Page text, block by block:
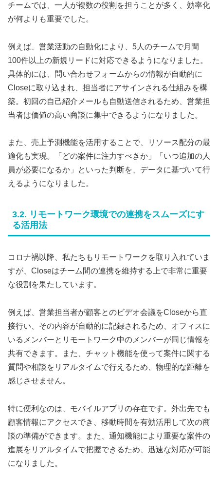
チームでは、一人が複数の役割を担うことが多く、効率化
が何よりも重要でした。
例えば、営業活動の自動化により、5人のチームで月間
100件以上の新規リードに対応できるようになりました。
具体的には、問い合わせフォームからの情報が自動的に
Closeに取り込まれ、担当者にアサインされる仕組みを構
築。初回の自己紹介メールも自動送信されるため、営業担
当者は価値の高い商談に集中できるようになりました。
また、売上予測機能を活用することで、リソース配分の最
適化も実現。「どの案件に注力すべきか」「いつ追加の人
員が必要になるか」といった判断を、データに基づいて行
えるようになりました。
3.2. リモートワーク環境での連携をスムーズにす
る活用法
コロナ禍以降、私たちもリモートワークを取り入れていま
すが、Closeはチーム間の連携を維持する上で非常に重要
な役割を果たしています。
例えば、営業担当者が顧客とのビデオ会議をCloseから直
接行い、その内容が自動的に記録されるため、オフィスに
いるメンバーとリモートワーク中のメンバーが同じ情報を
共有できます。また、チャット機能を使って案件に関する
質問や相談をリアルタイムで行えるため、物理的な距離を
感じさせません。
特に便利なのは、モバイルアプリの存在です。外出先でも
顧客情報にアクセスでき、移動時間を有効活用して次の商
談の準備ができます。また、通知機能により重要な案件の
進展をリアルタイムで把握できるため、迅速な対応が可能
になりました。